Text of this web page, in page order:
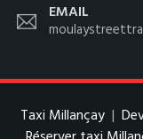
EMAIL
Taxi Millançay |